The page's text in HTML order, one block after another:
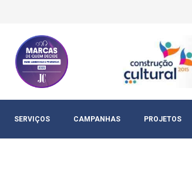
SERVIÇOS CAMPANHAS PROJETOS